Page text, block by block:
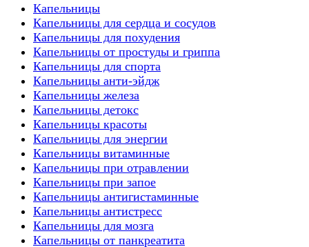
Капельницы
Капельницы для сердца и сосудов
Капельницы для похудения
Капельницы от простуды и гриппа
Капельницы для спорта
Капельницы анти-эйдж
Капельницы железа
Капельницы детокс
Капельницы красоты
Капельницы для энергии
Капельницы витаминные
Капельницы при отравлении
Капельницы при запое
Капельницы антигистаминные
Капельницы антистресс
Капельницы для мозга
Капельницы от панкреатита